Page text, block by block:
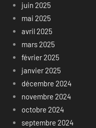
juin 2025
mai 2025
avril 2025
mars 2025
février 2025
janvier 2025
décembre 2024
novembre 2024
octobre 2024
septembre 2024